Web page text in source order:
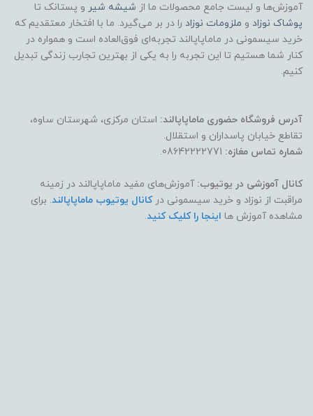
آموزش‌ها و لیست جامع محصولات ما از شیشه شیر و پستانک تا
پوشاک نوزاد و ملزومات نوزاد را در بر می‌گیرد. ما با افتخار معتقدیم که
خرید سیسمونی در ماماپاپالند تجربه‌ای فوق‌العاده است و همواره در
کنار شما هستیم تا این تجربه را به یکی از بهترین تجارب زندگی تبدیل
کنیم.
آدرس فروشگاه حضوری ماماپاپالند: استان مرکزی، شهرستان ساوه،
تقاطع خیابان پاسداران و استقلال.
شماره تماس مغازه:
کانال آموزشی در یوتیوب: آموزش‌های مفید ماماپاپالند در زمینه
مراقبت از نوزاد و خرید سیسمونی درکانال یوتیوب ماماپاپالند. برای
مشاهده آموزش ها اینجا را کلیک کنید.